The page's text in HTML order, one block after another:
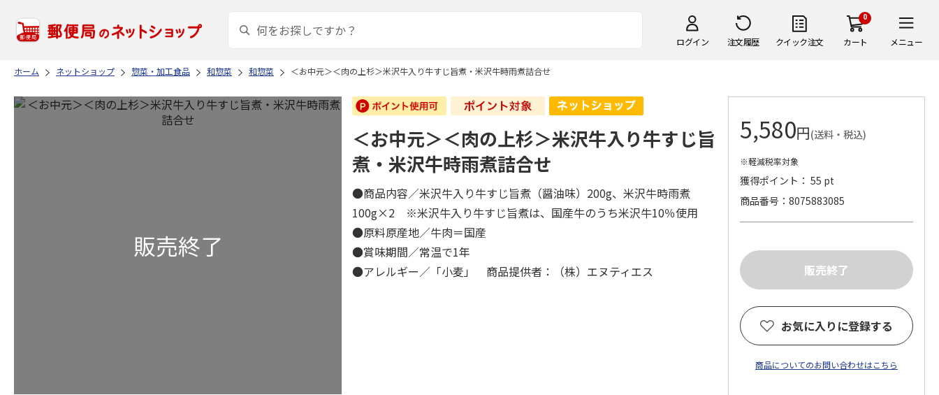
ログイン 注文履歴 クイック注文
0
カート メニュー
ホーム ネットショップ 惣菜・加工食品 和惣菜 和惣菜 ＜お中元＞＜肉の上杉＞米沢牛入り牛すじ旨煮・米沢牛時雨煮詰合せ
＜お中元＞＜肉の上杉＞米沢牛入り牛すじ旨
煮・米沢牛時雨煮詰合せ
●商品内容／米沢牛入り牛すじ旨煮（醤油味）200g、米沢牛時雨煮
100g×2 ※米沢牛入り牛すじ旨煮は、国産牛のうち米沢牛10％使用
●原料原産地／牛肉＝国産
●賞味期間／常温で1年
●アレルギー／「小麦」 商品提供者：（株）エヌティエス
5,580円(送料・税込)
※軽減税率対象
獲得ポイント： 55 pt
商品番号
8075883085
お気に入りに登録する
商品についてのお問い合わせはこちら